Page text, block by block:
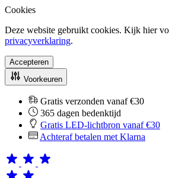
Cookies
Deze website gebruikt cookies. Kijk hier
privacyverklaring.
Accepteren
Voorkeuren
Gratis verzonden vanaf €30
365 dagen bedenktijd
Gratis LED-lichtbron vanaf €30
Achteraf betalen met Klarna